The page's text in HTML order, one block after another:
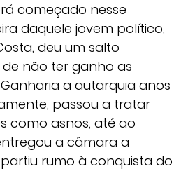
começado nesse
daquele jovem político,
deu um salto
não ter ganho as
a autarquia anos
passou a tratar
como asnos, até ao
a câmara a
rumo à conquista do